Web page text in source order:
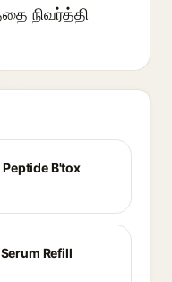
நிவர்த்தி
B'tox
Refill